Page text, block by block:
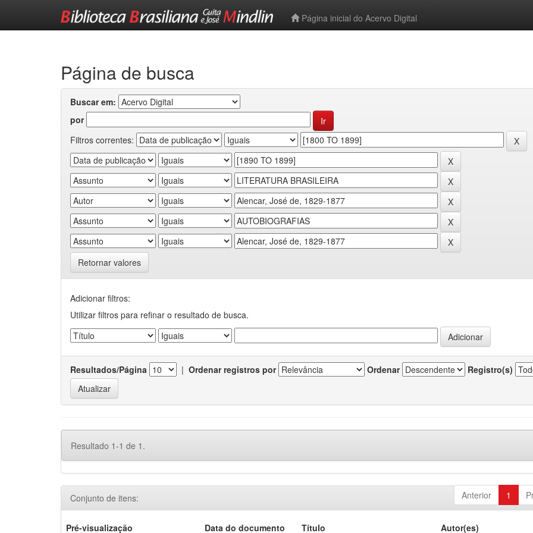
Página inicial do Acervo Digital
Página de busca
Buscar em:
por
Filtros correntes:
Retornar valores
Adicionar filtros:
Utilizar filtros para refinar o resultado de busca.
Resultados/Página | Ordenar registros por Ordenar Registro(s)
Resultado 1-1 de 1.
Anterior 1
Conjunto de itens:
Pré-visualização Data do documento Título Autor(es)